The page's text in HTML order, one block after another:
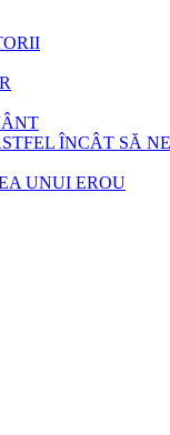
ÎNCÂT SĂ
UNUI EROU